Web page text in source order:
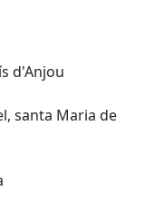
d'Anjou
santa Maria de